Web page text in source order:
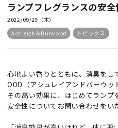
ランプフレグランスの安
2022/09/29（木）
Ashleigh＆Burwood
トピックス
心地よい香りとともに、消臭を
OOD（アシュレイアンドバーウッ
その高い効果に、はじめてランプ
安全性についてお問い合わせをい